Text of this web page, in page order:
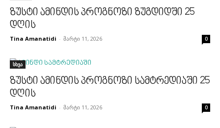
ზუსტი ამინდის პროგნოზი ზუგდიდში 25
დღის
Tina Amanatidi - მარტი 11, 2026 0
სხვა
ზუსტი ამინდის პროგნოზი სამტრედიაში 25
დღის
Tina Amanatidi - მარტი 11, 2026 0